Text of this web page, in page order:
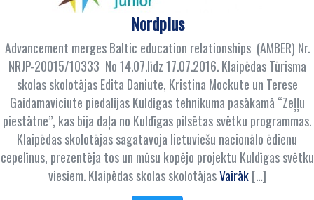
Nordplus
Advancement merges Baltic education relationships (AMBER) Nr.
NRJP-20015/10333 No 14.07.līdz 17.07.2016. Klaipēdas Tūrisma
skolas skolotājas Edita Daniute, Kristina Mockute un Terese
Gaidamaviciute piedalījas Kuldīgas tehnikuma pasākamā “Zeļļu
piestātne”, kas bija daļa no Kuldīgas pilsētas svētku programmas.
Klaipēdas skolotājas sagatavoja lietuviešu nacionālo ēdienu
cepelīnus, prezentēja tos un mūsu kopējo projektu Kuldīgas svētku
viesiem. Klaipēdas skolas skolotājasVairāk[…]